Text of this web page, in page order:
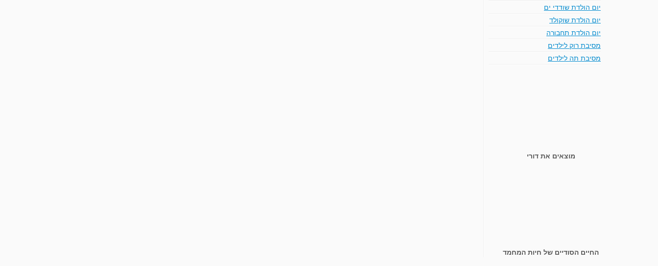
יום הולדת שודדי ים
יום הולדת שוקולד
יום הולדת תחבורה
מסיבת רוק לילדים
מסיבת תה לילדים
מוצאים את דורי
החיים הסודיים של חיות המחמד